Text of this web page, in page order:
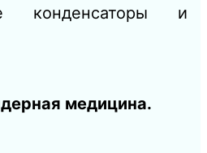
конденсаторы и
медицина.